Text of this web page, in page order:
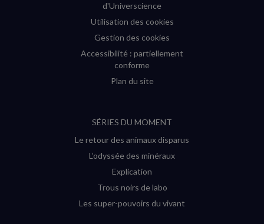
d'Universcience
Utilisation des cookies
Gestion des cookies
Accessibilité : partiellement
conforme
Plan du site
SÉRIES DU MOMENT
Le retour des animaux disparus
L’odyssée des minéraux
Explication
Trous noirs de labo
Les super-pouvoirs du vivant